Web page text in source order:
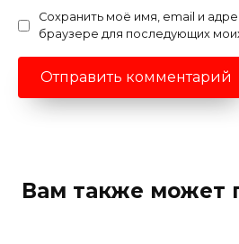
Сохранить моё имя, email и
браузере для последующих
Вам также может